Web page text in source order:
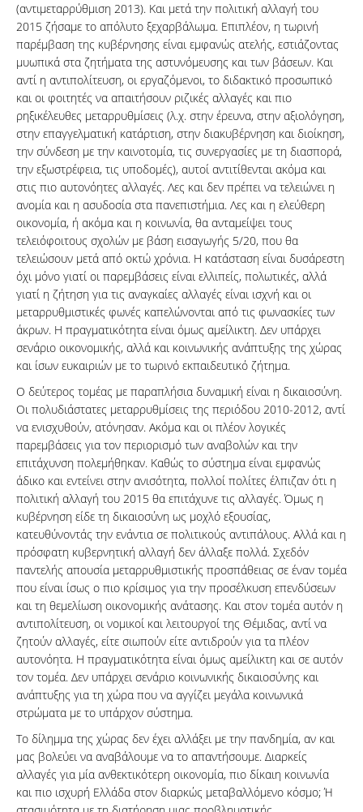
(αντιμεταρρύθμιση 2013). Και μετά την πολιτική αλλαγή του
2015 ζήσαμε το απόλυτο ξεχαρβάλωμα. Επιπλέον, η τωρινή
παρέμβαση της κυβέρνησης είναι εμφανώς ατελής, εστιάζοντας
μυωπικά στα ζητήματα της αστυνόμευσης και των βάσεων. Και
αντί η αντιπολίτευση, οι εργαζόμενοι, το διδακτικό προσωπικό
και οι φοιτητές να απαιτήσουν ριζικές αλλαγές και πιο
ρηξικέλευθες μεταρρυθμίσεις (λ.χ. στην έρευνα, στην αξιολόγηση,
στην επαγγελματική κατάρτιση, στην διακυβέρνηση και διοίκηση,
την σύνδεση με την καινοτομία, τις συνεργασίες με τη διασπορά,
την εξωστρέφεια, τις υποδομές), αυτοί αντιτίθενται ακόμα και
στις πιο αυτονόητες αλλαγές. Λες και δεν πρέπει να τελειώνει η
ανομία και η ασυδοσία στα πανεπιστήμια. Λες και η ελεύθερη
οικονομία, ή ακόμα και η κοινωνία, θα ανταμείψει τους
τελειόφοιτους σχολών με βάση εισαγωγής 5/20, που θα
τελειώσουν μετά από οκτώ χρόνια. Η κατάσταση είναι δυσάρεστη
όχι μόνο γιατί οι παρεμβάσεις είναι ελλιπείς, πολωτικές, αλλά
γιατί η ζήτηση για τις αναγκαίες αλλαγές είναι ισχνή και οι
μεταρρυθμιστικές φωνές καπελώνονται από τις φωνασκίες των
άκρων. Η πραγματικότητα είναι όμως αμείλικτη. Δεν υπάρχει
σενάριο οικονομικής, αλλά και κοινωνικής ανάπτυξης της χώρας
και ίσων ευκαιριών με το τωρινό εκπαιδευτικό ζήτημα.
Ο δεύτερος τομέας με παραπλήσια δυναμική είναι η δικαιοσύνη.
Οι πολυδιάστατες μεταρρυθμίσεις της περιόδου 2010-2012, αντί
να ενισχυθούν, ατόνησαν. Ακόμα και οι πλέον λογικές
παρεμβάσεις για τον περιορισμό των αναβολών και την
επιτάχυνση πολεμήθηκαν. Καθώς το σύστημα είναι εμφανώς
άδικο και εντείνει στην ανισότητα, πολλοί πολίτες έλπιζαν ότι η
πολιτική αλλαγή του 2015 θα επιτάχυνε τις αλλαγές. Όμως η
κυβέρνηση είδε τη δικαιοσύνη ως μοχλό εξουσίας,
κατευθύνοντάς την ενάντια σε πολιτικούς αντιπάλους. Αλλά και η
πρόσφατη κυβερνητική αλλαγή δεν άλλαξε πολλά. Σχεδόν
παντελής απουσία μεταρρυθμιστικής προσπάθειας σε έναν τομέα
που είναι ίσως ο πιο κρίσιμος για την προσέλκυση επενδύσεων
και τη θεμελίωση οικονομικής ανάτασης. Και στον τομέα αυτόν η
αντιπολίτευση, οι νομικοί και λειτουργοί της Θέμιδας, αντί να
ζητούν αλλαγές, είτε σιωπούν είτε αντιδρούν για τα πλέον
αυτονόητα. Η πραγματικότητα είναι όμως αμείλικτη και σε αυτόν
τον τομέα. Δεν υπάρχει σενάριο κοινωνικής δικαιοσύνης και
ανάπτυξης για τη χώρα που να αγγίζει μεγάλα κοινωνικά
στρώματα με το υπάρχον σύστημα.
Το δίλημμα της χώρας δεν έχει αλλάξει με την πανδημία, αν και
μας βολεύει να αναβάλουμε να το απαντήσουμε. Διαρκείς
αλλαγές για μία ανθεκτικότερη οικονομία, πιο δίκαιη κοινωνία
και πιο ισχυρή Ελλάδα στον διαρκώς μεταβαλλόμενο κόσμο; Ή